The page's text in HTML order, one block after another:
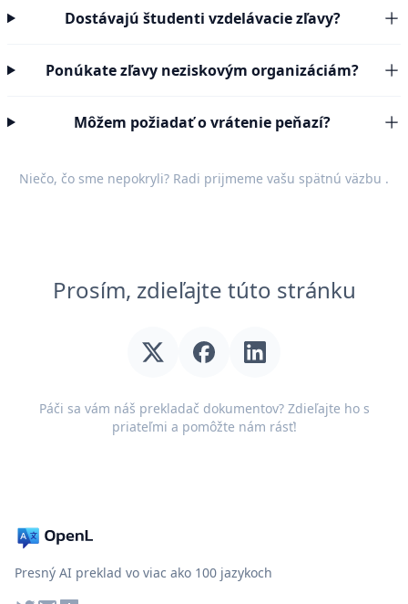
Dostávajú študenti vzdelávacie zľavy?
Ponúkate zľavy neziskovým organizáciám?
Môžem požiadať o vrátenie peňazí?
Niečo, čo sme nepokryli? Radi prijmeme vašu spätnú väzbu .
Prosím, zdieľajte túto stránku
Páči sa vám náš prekladač dokumentov? Zdieľajte ho s
priateľmi a pomôžte nám rásť!
Presný AI preklad vo viac ako 100 jazykoch